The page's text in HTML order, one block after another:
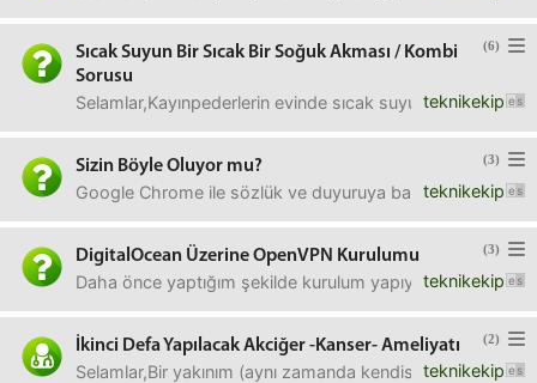
(6)
Sıcak Suyun Bir Sıcak Bir Soğuk Akması / Kombi
Sorusu
teknikekip
Selamlar,Kayınpederlerin evinde sıcak suyu açtığımız
(3)
Sizin Böyle Oluyor mu?
teknikekip
Google Chrome ile sözlük ve duyuruya bağlanıyorum.
(3)
DigitalOcean Üzerine OpenVPN Kurulumu
teknikekip
Daha önce yaptığım şekilde kurulum yapıyorum ama
(2)
İkinci Defa Yapılacak Akciğer -Kanser- Ameliyatı
teknikekip
Selamlar,Bir yakınım (aynı zamanda kendisi doktor)